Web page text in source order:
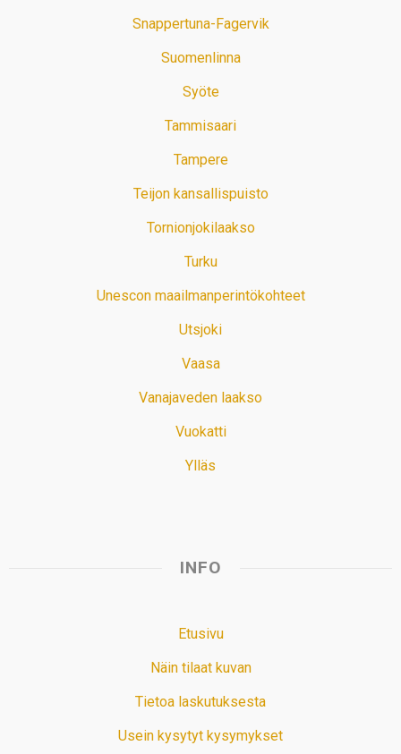
Snappertuna-Fagervik
Suomenlinna
Syöte
Tammisaari
Tampere
Teijon kansallispuisto
Tornionjokilaakso
Turku
Unescon maailmanperintökohteet
Utsjoki
Vaasa
Vanajaveden laakso
Vuokatti
Ylläs
INFO
Etusivu
Näin tilaat kuvan
Tietoa laskutuksesta
Usein kysytyt kysymykset